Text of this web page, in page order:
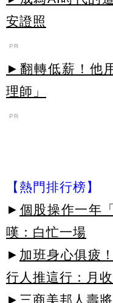
安證照
PR
►翻轉低薪！他
理師」
PR
【熱門排行榜】
► 個股操作一年
嘆：白忙一場
► 加班身心俱疲
行人推這行：月
► 三商美邦人壽